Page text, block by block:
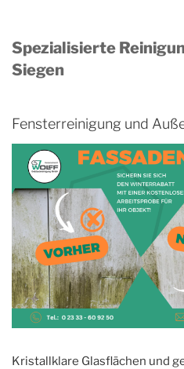
Spezialisierte
Siegen
Fensterreinigung und
Kristallklare Glasflächen und